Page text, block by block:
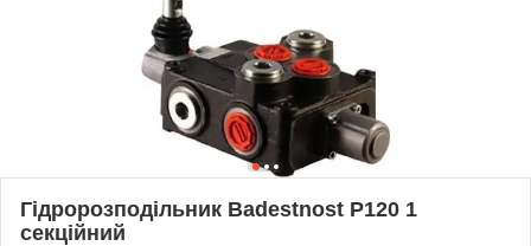
Гідророзподільник Badestnost Р120 1
секційний